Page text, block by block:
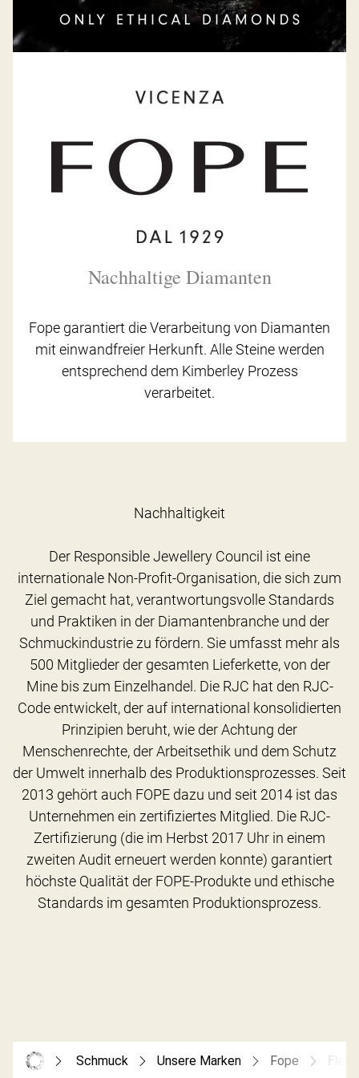
Nachhaltige Diamanten
Fope garantiert die Verarbeitung von Diamanten
mit einwandfreier Herkunft. Alle Steine werden
entsprechend dem Kimberley Prozess
verarbeitet.
Nachhaltigkeit
Der Responsible Jewellery Council ist eine
internationale Non-Profit-Organisation, die sich zum
Ziel gemacht hat, verantwortungsvolle Standards
und Praktiken in der Diamantenbranche und der
Schmuckindustrie zu fördern. Sie umfasst mehr als
500 Mitglieder der gesamten Lieferkette, von der
Mine bis zum Einzelhandel. Die RJC hat den RJC-
Code entwickelt, der auf international konsolidierten
Prinzipien beruht, wie der Achtung der
Menschenrechte, der Arbeitsethik und dem Schutz
der Umwelt innerhalb des Produktionsprozesses. Seit
2013 gehört auch FOPE dazu und seit 2014 ist das
Unternehmen ein zertifiziertes Mitglied. Die RJC-
Zertifizierung (die im Herbst 2017 Uhr in einem
zweiten Audit erneuert werden konnte) garantiert
höchste Qualität der FOPE-Produkte und ethische
Schmuck Unsere Marken Fope